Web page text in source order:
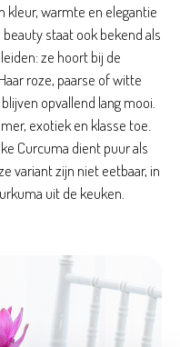
kleur, warmte en elegantie
staat ook bekend als
ze hoort bij de
roze, paarse of witte
opvallend lang mooi.
exotiek en klasse toe.
Curcuma dient puur als
variant zijn niet eetbaar, in
uit de keuken.